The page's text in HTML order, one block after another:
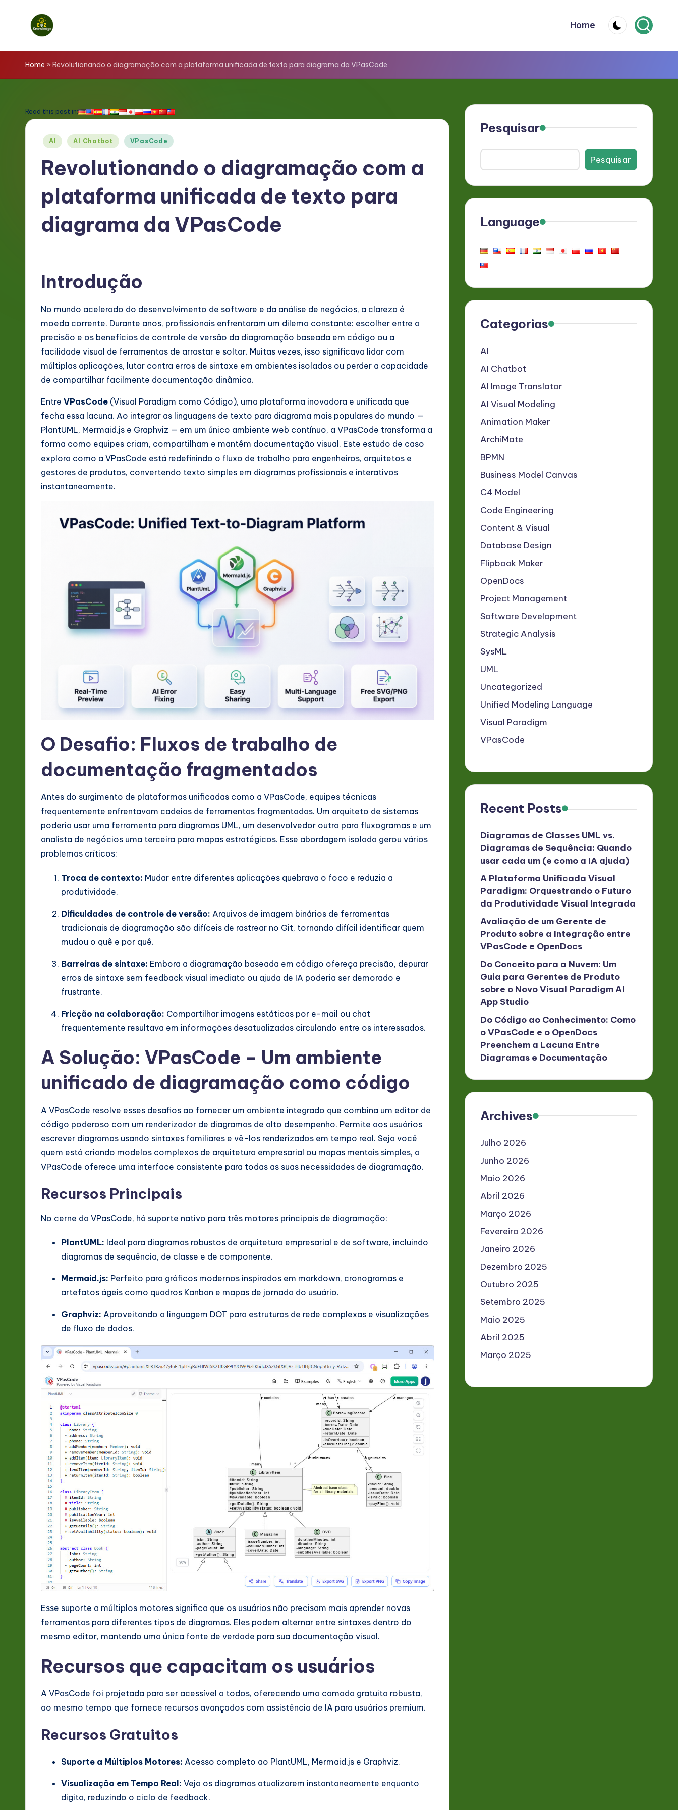
E
z
n
rt
ft
w
In
Home
Home » Revolutionando o diagramação com a plataforma unificada de texto para diagrama da VPasCode
Read this post in:
Posted
AI AI Chatbot VPasCode
Revolutionando o diagramação com a
plataforma unificada de texto para
diagrama da VPasCode
Introdução
No mundo acelerado do desenvolvimento de software e da análise de negócios, a clareza é
moeda corrente. Durante anos, profissionais enfrentaram um dilema constante: escolher entre a
precisão e os benefícios de controle de versão da diagramação baseada em código ou a
facilidade visual de ferramentas de arrastar e soltar. Muitas vezes, isso significava lidar com
múltiplas aplicações, lutar contra erros de sintaxe em ambientes isolados ou perder a capacidade
de compartilhar facilmente documentação dinâmica.
Entre VPasCode (Visual Paradigm como Código), uma plataforma inovadora e unificada que
fecha essa lacuna. Ao integrar as linguagens de texto para diagrama mais populares do mundo —
PlantUML, Mermaid.js e Graphviz — em um único ambiente web contínuo, a VPasCode transforma a
forma como equipes criam, compartilham e mantêm documentação visual. Este estudo de caso
explora como a VPasCode está redefinindo o fluxo de trabalho para engenheiros, arquitetos e
gestores de produtos, convertendo texto simples em diagramas profissionais e interativos
instantaneamente.
O Desafio: Fluxos de trabalho de
documentação fragmentados
Antes do surgimento de plataformas unificadas como a VPasCode, equipes técnicas
frequentemente enfrentavam cadeias de ferramentas fragmentadas. Um arquiteto de sistemas
poderia usar uma ferramenta para diagramas UML, um desenvolvedor outra para fluxogramas e um
analista de negócios uma terceira para mapas estratégicos. Esse abordagem isolada gerou vários
problemas críticos:
Troca de contexto: Mudar entre diferentes aplicações quebrava o foco e reduzia a
produtividade.
Dificuldades de controle de versão: Arquivos de imagem binários de ferramentas
tradicionais de diagramação são difíceis de rastrear no Git, tornando difícil identificar quem
mudou o quê e por quê.
Barreiras de sintaxe: Embora a diagramação baseada em código ofereça precisão, depurar
erros de sintaxe sem feedback visual imediato ou ajuda de IA poderia ser demorado e
frustrante.
Fricção na colaboração: Compartilhar imagens estáticas por e-mail ou chat
frequentemente resultava em informações desatualizadas circulando entre os interessados.
A Solução: VPasCode – Um ambiente
unificado de diagramação como código
A VPasCode resolve esses desafios ao fornecer um ambiente integrado que combina um editor de
código poderoso com um renderizador de diagramas de alto desempenho. Permite aos usuários
escrever diagramas usando sintaxes familiares e vê-los renderizados em tempo real. Seja você
quem está criando modelos complexos de arquitetura empresarial ou mapas mentais simples, a
VPasCode oferece uma interface consistente para todas as suas necessidades de diagramação.
Recursos Principais
No cerne da VPasCode, há suporte nativo para três motores principais de diagramação:
PlantUML: Ideal para diagramas robustos de arquitetura empresarial e de software, incluindo
diagramas de sequência, de classe e de componente.
Mermaid.js: Perfeito para gráficos modernos inspirados em markdown, cronogramas e
artefatos ágeis como quadros Kanban e mapas de jornada do usuário.
Graphviz: Aproveitando a linguagem DOT para estruturas de rede complexas e visualizações
de fluxo de dados.
Esse suporte a múltiplos motores significa que os usuários não precisam mais aprender novas
ferramentas para diferentes tipos de diagramas. Eles podem alternar entre sintaxes dentro do
mesmo editor, mantendo uma única fonte de verdade para sua documentação visual.
Recursos que capacitam os usuários
A VPasCode foi projetada para ser acessível a todos, oferecendo uma camada gratuita robusta,
ao mesmo tempo que fornece recursos avançados com assistência de IA para usuários premium.
Recursos Gratuitos
Suporte a Múltiplos Motores: Acesso completo ao PlantUML, Mermaid.js e Graphviz.
Visualização em Tempo Real: Veja os diagramas atualizarem instantaneamente enquanto
digita, reduzindo o ciclo de feedback.
Pesquisar
Pesquisar
Language
Categorias
AI
AI Chatbot
AI Image Translator
AI Visual Modeling
Animation Maker
ArchiMate
BPMN
Business Model Canvas
C4 Model
Code Engineering
Content & Visual
Database Design
Flipbook Maker
OpenDocs
Project Management
Software Development
Strategic Analysis
SysML
UML
Uncategorized
Unified Modeling Language
Visual Paradigm
VPasCode
Recent Posts
Diagramas de Classes UML vs.
Diagramas de Sequência: Quando
usar cada um (e como a IA ajuda)
A Plataforma Unificada Visual
Paradigm: Orquestrando o Futuro
da Produtividade Visual Integrada
Avaliação de um Gerente de
Produto sobre a Integração entre
VPasCode e OpenDocs
Do Conceito para a Nuvem: Um
Guia para Gerentes de Produto
sobre o Novo Visual Paradigm AI
App Studio
Do Código ao Conhecimento: Como
o VPasCode e o OpenDocs
Preenchem a Lacuna Entre
Diagramas e Documentação
Archives
Julho 2026
Junho 2026
Maio 2026
Abril 2026
Março 2026
Fevereiro 2026
Janeiro 2026
Dezembro 2025
Outubro 2025
Setembro 2025
Maio 2025
Abril 2025
Março 2025